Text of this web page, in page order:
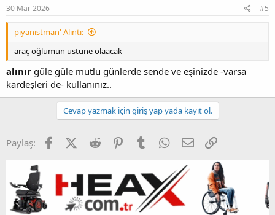
30 Mar 2026 #5
piyanistman' Alıntı:
araç oğlumun üstüne olaacak
alınır güle güle mutlu günlerde sende ve eşinizde -varsa
kardeşleri de- kullanınız..
Cevap yazmak için giriş yap yada kayıt ol.
Paylaş: FacebookX (Twitter)
Reddit PinterestTumblr WhatsApp
E-posta